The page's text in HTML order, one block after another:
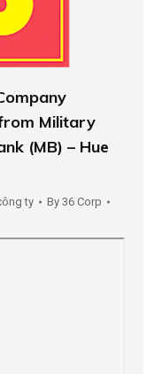
Military
(MB) – Hue
ty By 36 Corp